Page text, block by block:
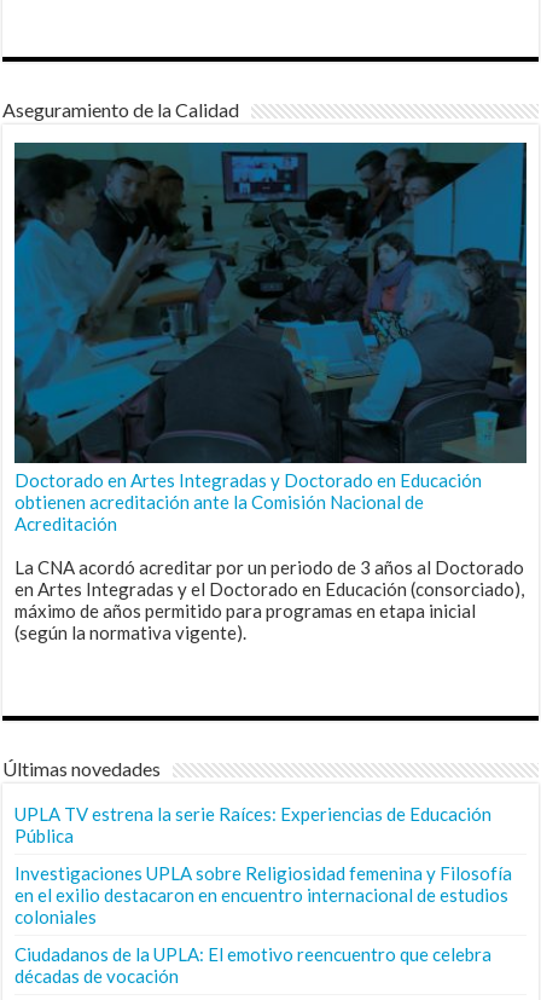
Aseguramiento de la Calidad
Doctorado en Artes Integradas y Doctorado en Educación
obtienen acreditación ante la Comisión Nacional de
Acreditación
La CNA acordó acreditar por un periodo de 3 años al Doctorado
en Artes Integradas y el Doctorado en Educación (consorciado),
máximo de años permitido para programas en etapa inicial
(según la normativa vigente).
Últimas novedades
UPLA TV estrena la serie Raíces: Experiencias de Educación
Pública
Investigaciones UPLA sobre Religiosidad femenina y Filosofía
en el exilio destacaron en encuentro internacional de estudios
coloniales
Ciudadanos de la UPLA: El emotivo reencuentro que celebra
décadas de vocación